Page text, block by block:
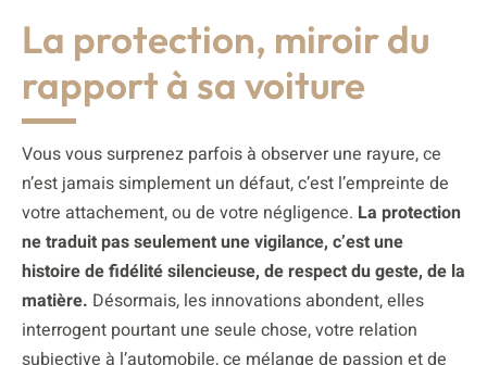
La protection, miroir du
rapport à sa voiture
Vous vous surprenez parfois à observer une rayure, ce
n’est jamais simplement un défaut, c’est l’empreinte de
votre attachement, ou de votre négligence. La protection
ne traduit pas seulement une vigilance, c’est une
histoire de fidélité silencieuse, de respect du geste, de la
matière. Désormais, les innovations abondent, elles
interrogent pourtant une seule chose, votre relation
subjective à l’automobile, ce mélange de passion et de